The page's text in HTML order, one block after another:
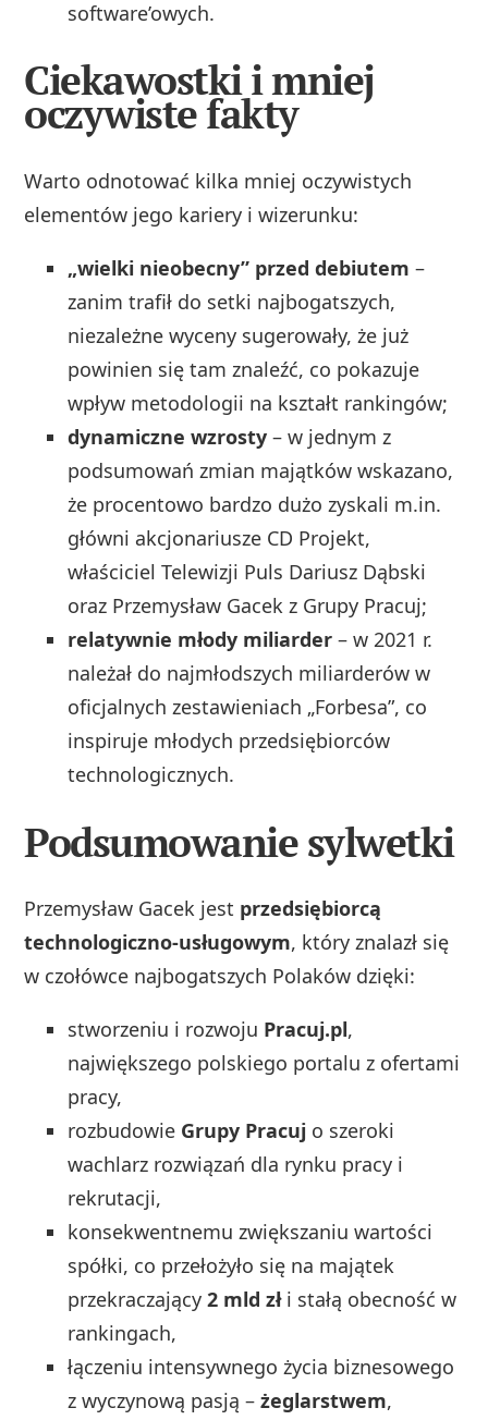
software’owych.
Ciekawostki i mniej
oczywiste fakty
Warto odnotować kilka mniej oczywistych
elementów jego kariery i wizerunku:
„wielki nieobecny” przed debiutem –
zanim trafił do setki najbogatszych,
niezależne wyceny sugerowały, że już
powinien się tam znaleźć, co pokazuje
wpływ metodologii na kształt rankingów;
dynamiczne wzrosty – w jednym z
podsumowań zmian majątków wskazano,
że procentowo bardzo dużo zyskali m.in.
główni akcjonariusze CD Projekt,
właściciel Telewizji Puls Dariusz Dąbski
oraz Przemysław Gacek z Grupy Pracuj;
relatywnie młody miliarder – w 2021 r.
należał do najmłodszych miliarderów w
oficjalnych zestawieniach „Forbesa”, co
inspiruje młodych przedsiębiorców
technologicznych.
Podsumowanie sylwetki
Przemysław Gacek jest przedsiębiorcą
technologiczno-usługowym, który znalazł się
w czołówce najbogatszych Polaków dzięki:
stworzeniu i rozwoju Pracuj.pl,
największego polskiego portalu z ofertami
pracy,
rozbudowie Grupy Pracuj o szeroki
wachlarz rozwiązań dla rynku pracy i
rekrutacji,
konsekwentnemu zwiększaniu wartości
spółki, co przełożyło się na majątek
przekraczający2 mld złi stałą obecność w
rankingach,
łączeniu intensywnego życia biznesowego
z wyczynową pasją –żeglarstwem,